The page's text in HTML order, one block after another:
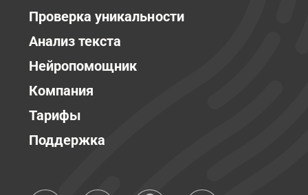
Проверка уникальности
Анализ текста
Нейропомощник
Компания
Тарифы
Поддержка